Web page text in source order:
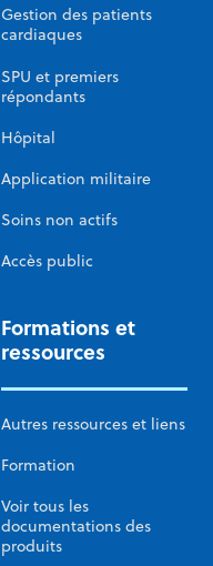
Gestion des patients
cardiaques
SPU et premiers
répondants
Hôpital
Application militaire
Soins non actifs
Accès public
Formations et
ressources
Autres ressources et liens
Formation
Voir tous les
documentations des
produits